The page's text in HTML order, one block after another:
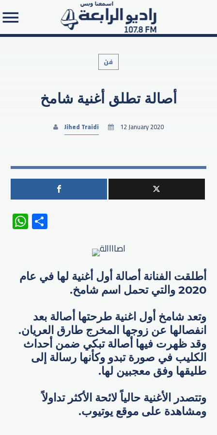
Search in the website:
فن
أصالة تطلق أغنية شامخ
Jihed Traidi 12 January 2020
WhatsApp
أطلقت الفنانة أصالة أول أغنية لها في عام
2020 والتي تحمل اسم شامخ.
وتعد شامخ أول اغنية طرحتها أصالة بعد
انفصالها عن زوجها المخرج طارق العريان.
وقد ظهرت فيها أصالة تبكي ضمن أحداث
الكليب في صورة تبدو وكأنها رسالة إلى
طليقها وفق معجبين لها.
وتتصدر الأغنية حالياً لائحة الأكثر تداولاً
ومشاهدة على موقع يوتيوب.